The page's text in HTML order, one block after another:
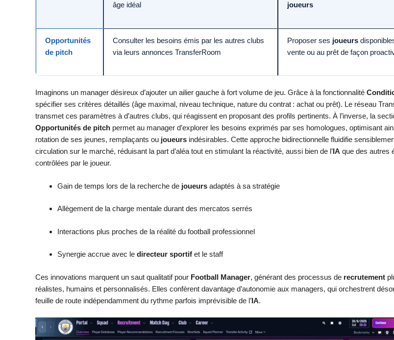
âge idéal
joueurs
Opportunités
de pitch
Consulter les besoins émis par les autres clubs
via leurs annonces TransferRoom
Proposer ses joueurs
vente ou au prêt de façon
Imaginons un manager désireux d’ajouter un ailier gauche à fort volume de jeu. Grâce à la fonctionnalité
spécifier ses critères détaillés (âge maximal, niveau technique, nature du contrat : achat ou prêt). Le réseau
transmet ces paramètres à d’autres clubs, qui réagissent en proposant des profils pertinents. À l’inverse, la
Opportunités de pitch permet au manager d’explorer les besoins exprimés par ses homologues, optimisant
rotation de ses jeunes, remplaçants ou joueurs indésirables. Cette approche bidirectionnelle fluidifie
circulation sur le marché, réduisant la part d’aléa tout en stimulant la réactivité, aussi bien de l’IA que des autres
contrôlées par le joueur.
Gain de temps lors de la recherche de joueurs adaptés à sa stratégie
Allègement de la charge mentale durant des mercatos serrés
Interactions plus proches de la réalité du football professionnel
Synergie accrue avec le directeur sportif et le staff
Ces innovations marquent un saut qualitatif pour Football Manager, générant des processus de recrutement
réalistes, humains et personnalisés. Elles confèrent davantage d’autonomie aux managers, qui orchestrent
feuille de route indépendamment du rythme parfois imprévisible de l’IA.